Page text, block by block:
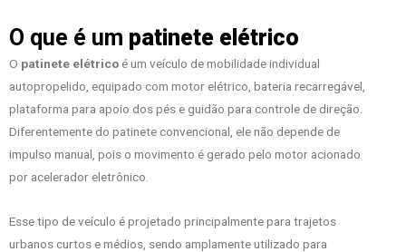
O que é um patinete elétrico
O patinete elétricoé um veículo de mobilidade individual
autopropelido, equipado com motor elétrico, bateria recarregável,
plataforma para apoio dos pés e guidão para controle de direção.
Diferentemente do patinete convencional, ele não depende de
impulso manual, pois o movimento é gerado pelo motor acionado
por acelerador eletrônico.
Esse tipo de veículo é projetado principalmente para trajetos
urbanos curtos e médios, sendo amplamente utilizado para